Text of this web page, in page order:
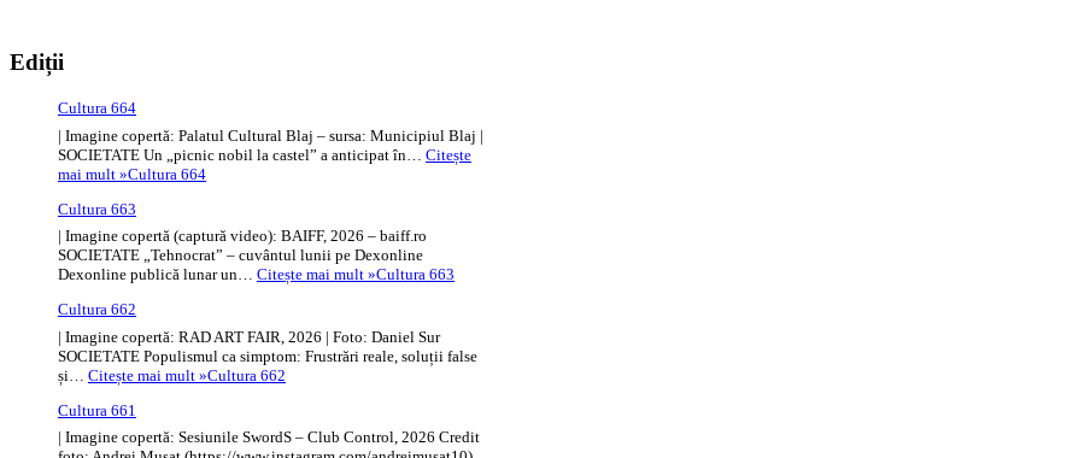
Ediții
Cultura 664
| Imagine copertă: Palatul Cultural Blaj – sursa: Municipiul Blaj |
SOCIETATE Un „picnic nobil la castel” a anticipat în… Citește
mai mult »Cultura 664
Cultura 663
| Imagine copertă (captură video): BAIFF, 2026 – baiff.ro
SOCIETATE „Tehnocrat” – cuvântul lunii pe Dexonline
Dexonline publică lunar un… Citește mai mult »Cultura 663
Cultura 662
| Imagine copertă: RAD ART FAIR, 2026 | Foto: Daniel Sur
SOCIETATE Populismul ca simptom: Frustrări reale, soluții false
și… Citește mai mult »Cultura 662
Cultura 661
| Imagine copertă: Sesiunile SwordS – Club Control, 2026 Credit